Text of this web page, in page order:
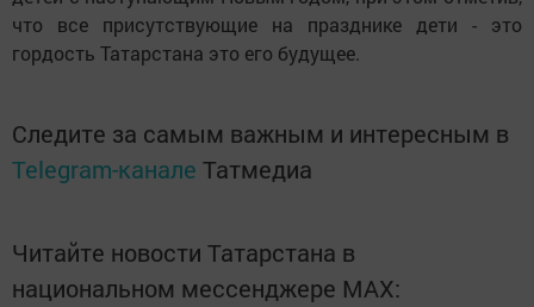
что все присутствующие на празднике дети - это
гордость Татарстана это его будущее.
Следите за самым важным и интересным в
Telegram-канале Татмедиа
Читайте новости Татарстана в
национальном мессенджере MАХ: